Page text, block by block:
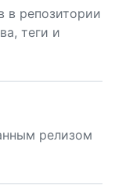
в репозитории
теги и
релизом